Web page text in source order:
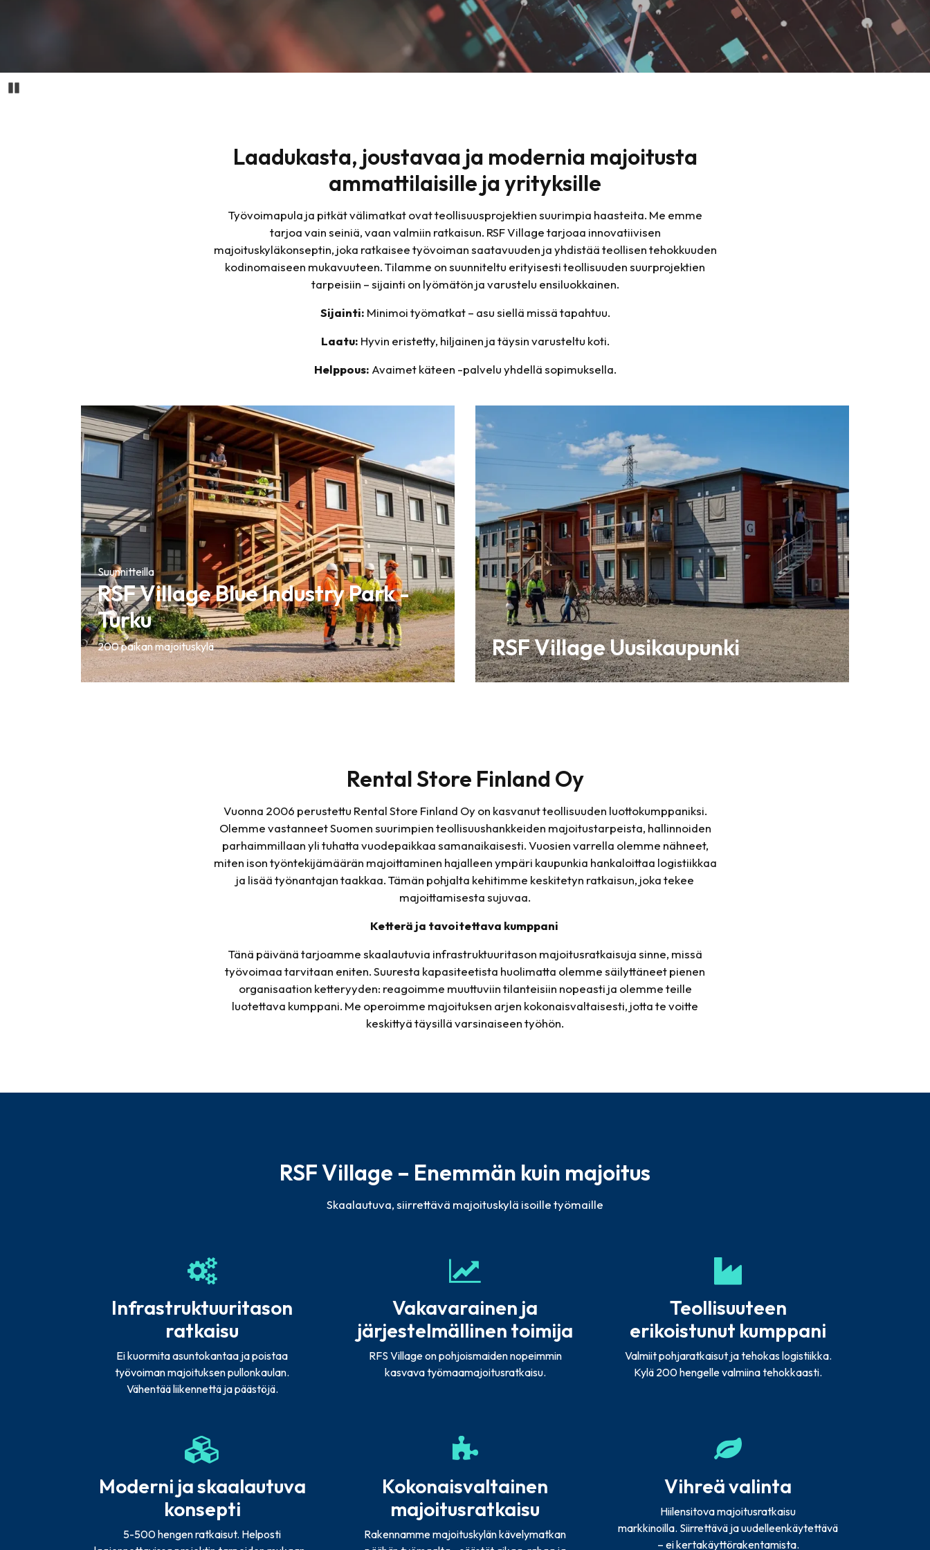
Laadukasta, joustavaa ja modernia majoitusta
ammattilaisille ja yrityksille
Työvoimapula ja pitkät välimatkat ovat teollisuusprojektien suurimpia haasteita. Me emme
tarjoa vain seiniä, vaan valmiin ratkaisun. RSF Village tarjoaa innovatiivisen
majoituskyläkonseptin, joka ratkaisee työvoiman saatavuuden ja yhdistää teollisen tehokkuuden
kodinomaiseen mukavuuteen. Tilamme on suunniteltu erityisesti teollisuuden suurprojektien
tarpeisiin – sijainti on lyömätön ja varustelu ensiluokkainen.
Sijainti: Minimoi työmatkat – asu siellä missä tapahtuu.
Laatu: Hyvin eristetty, hiljainen ja täysin varusteltu koti.
Helppous: Avaimet käteen -palvelu yhdellä sopimuksella.
Suunnitteilla
RSF Village Blue Industry Park -
Turku
200 paikan majoituskylä RSF Village Uusikaupunki
Rental Store Finland Oy
Vuonna 2006 perustettu Rental Store Finland Oy on kasvanut teollisuuden luottokumppaniksi.
Olemme vastanneet Suomen suurimpien teollisuushankkeiden majoitustarpeista, hallinnoiden
parhaimmillaan yli tuhatta vuodepaikkaa samanaikaisesti. Vuosien varrella olemme nähneet,
miten ison työntekijämäärän majoittaminen hajalleen ympäri kaupunkia hankaloittaa logistiikkaa
ja lisää työnantajan taakkaa. Tämän pohjalta kehitimme keskitetyn ratkaisun, joka tekee
majoittamisesta sujuvaa.
Ketterä ja tavoitettava kumppani
Tänä päivänä tarjoamme skaalautuvia infrastruktuuritason majoitusratkaisuja sinne, missä
työvoimaa tarvitaan eniten. Suuresta kapasiteetista huolimatta olemme säilyttäneet pienen
organisaation ketteryyden: reagoimme muuttuviin tilanteisiin nopeasti ja olemme teille
luotettava kumppani. Me operoimme majoituksen arjen kokonaisvaltaisesti, jotta te voitte
keskittyä täysillä varsinaiseen työhön.
RSF Village – Enemmän kuin majoitus
Skaalautuva, siirrettävä majoituskylä isoille työmaille
Infrastruktuuritason
ratkaisu
Ei kuormita asuntokantaa ja poistaa
työvoiman majoituksen pullonkaulan.
Vähentää liikennettä ja päästöjä.
Vakavarainen ja
järjestelmällinen toimija
RFS Village on pohjoismaiden nopeimmin
kasvava työmaamajoitusratkaisu.
Teollisuuteen
erikoistunut kumppani
Valmiit pohjaratkaisut ja tehokas logistiikka.
Kylä 200 hengelle valmiina tehokkaasti.
Moderni ja skaalautuva
konsepti
5-500 hengen ratkaisut. Helposti
Kokonaisvaltainen
majoitusratkaisu
Rakennamme majoituskylän kävelymatkan
Vihreä valinta
Hiilensitova majoitusratkaisu
markkinoilla. Siirrettävä ja uudelleenkäytettävä
– ei kertakäyttörakentamista.